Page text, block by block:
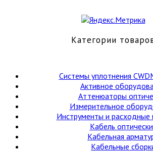
Категории
Cистемы уплотнения
Активное
Аттенюаторы
Измерительное
Инструменты и расходные
Кабель
Кабельная
Кабельные